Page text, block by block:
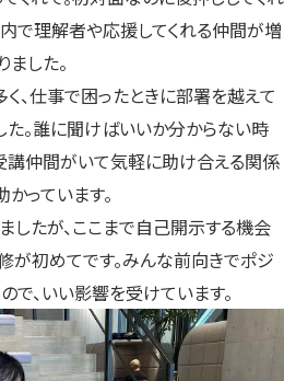
で理解者や応援してくれる仲間が増
した。
、仕事で困ったときに部署を越えて
。誰に聞けばいいか分からない時
講仲間がいて気軽に助け合える関係
っています。
たが、ここまで自己開示する機会
が初めてです。みんな前向きでポジ
で、いい影響を受けています。